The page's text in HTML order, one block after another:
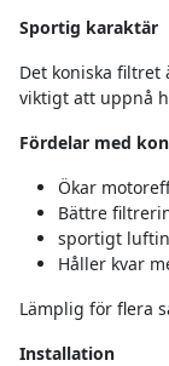
Sportig karaktär
Det koniska
viktigt att uppnå
Fördelar med
Ökar
Bättre
sportigt
Håller kvar
Lämplig för flera
Installation